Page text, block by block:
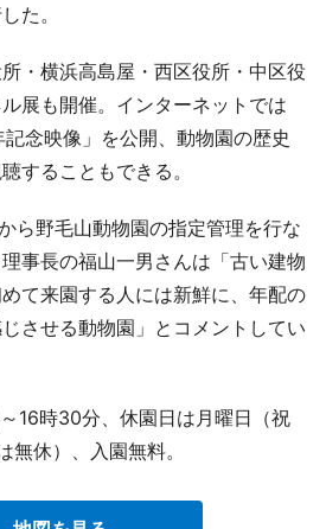
た。
・横浜高島屋・西区役所・中区役
展も開催。インターネットでは
記念映像」を公開、動物園の歴史
することもできる。
野毛山動物園の指定管理を行な
事長の福山一男さんは「古い建物
て来園する人には新鮮に、年配の
させる動物園」とコメントしてい
16時30分、休園日は月曜日（祝
無休）、入園無料。